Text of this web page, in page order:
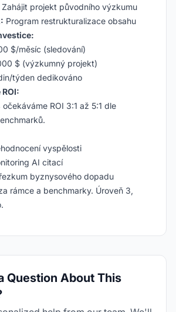
Zahájit projekt původního výzkumu
Program restrukturalizace obsahu
$/měsíc (sledování)
$ (výzkumný projekt)
týden dedikováno
ROI 3:1 až 5:1 dle
vyspělosti
AI citací
byznysového dopadu
rámce a benchmarky. Úroveň 3,
Question About This